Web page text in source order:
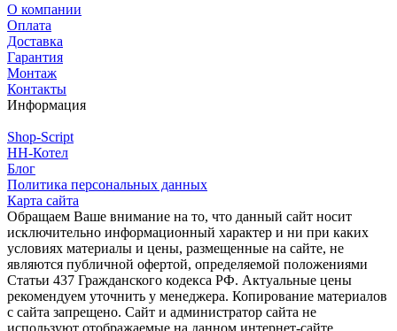
О компании
Оплата
Доставка
Гарантия
Монтаж
Контакты
Информация
Shop-Script
НН-Котел
Блог
Политика персональных данных
Карта сайта
Обращаем Ваше внимание на то, что данный сайт носит
исключительно информационный характер и ни при каких
условиях материалы и цены, размещенные на сайте, не
являются публичной офертой, определяемой положениями
Статьи 437 Гражданского кодекса РФ. Актуальные цены
рекомендуем уточнить у менеджера. Копирование материалов
с сайта запрещено. Сайт и администратор сайта не
используют отображаемые на данном интернет-сайте